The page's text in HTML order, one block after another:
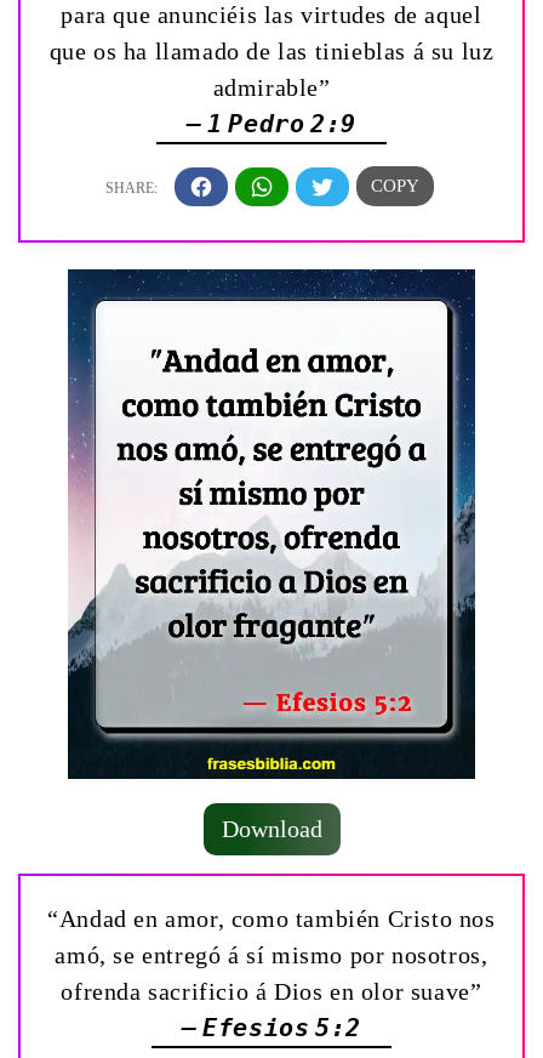
para que anunciéis las virtudes de aquel
que os ha llamado de las tinieblas á su luz
admirable”
— 1 Pedro 2:9
Download
“Andad en amor, como también Cristo nos
amó, se entregó á sí mismo por nosotros,
ofrenda sacrificio á Dios en olor suave”
— Efesios 5:2